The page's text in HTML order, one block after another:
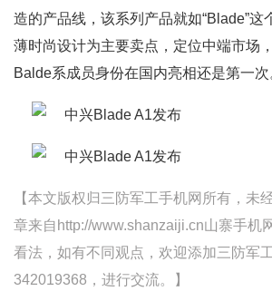
造的产品线，该系列产品就如“Blade”这
薄时尚设计为主要卖点，定位中端市场
Balde系成员身份在国内亮相还是第一次
【本文版权归三防军工手机网所有，未
章来自http://www.shanzaiji.cn山寨手机
看法，如有不同观点，欢迎添加三防军
342019368，进行交流。】